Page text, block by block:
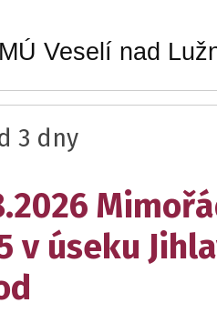
MÚ Veselí nad
3 dny
v úseku